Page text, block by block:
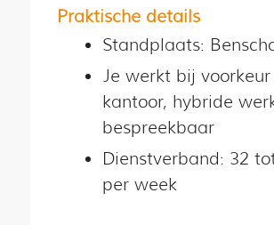
Praktische details
Standplaats:
Je werkt bij voorkeur
kantoor, hybride
bespreekbaar
Dienstverband: 32
per week